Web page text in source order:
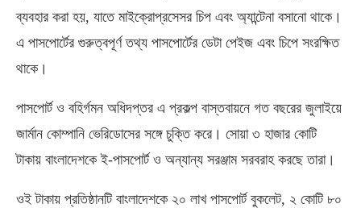
ব্যবহার করা হয়, যাতে মাইক্রোপ্রসেসর চিপ এবং অ্যান্টেনা বসানো থাকে।
এ পাসপোর্টের গুরুত্বপূর্ণ তথ্য পাসপোর্টের ডেটা পেইজ এবং চিপে সংরক্ষিত
থাকে।
পাসপোর্ট ও বহির্গমন অধিদপ্তর এ প্রকল্প বাস্তবায়নে গত বছরের জুলাইয়ে
জার্মান কোম্পানি ভেরিডোসের সঙ্গে চুক্তি করে। সোয়া ৩ হাজার কোটি
টাকায় বাংলাদেশকে ই-পাসপোর্ট ও অন্যান্য সরঞ্জাম সরবরাহ করছে তারা।
ওই টাকায় প্রতিষ্ঠানটি বাংলাদেশকে ২০ লাখ পাসপোর্ট বুকলেট, ২ কোটি ৮০